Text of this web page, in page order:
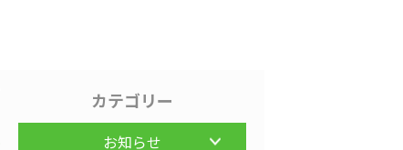
カテゴリー
お知らせ